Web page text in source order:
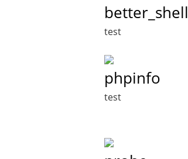
better_shell
test
phpinfo
test